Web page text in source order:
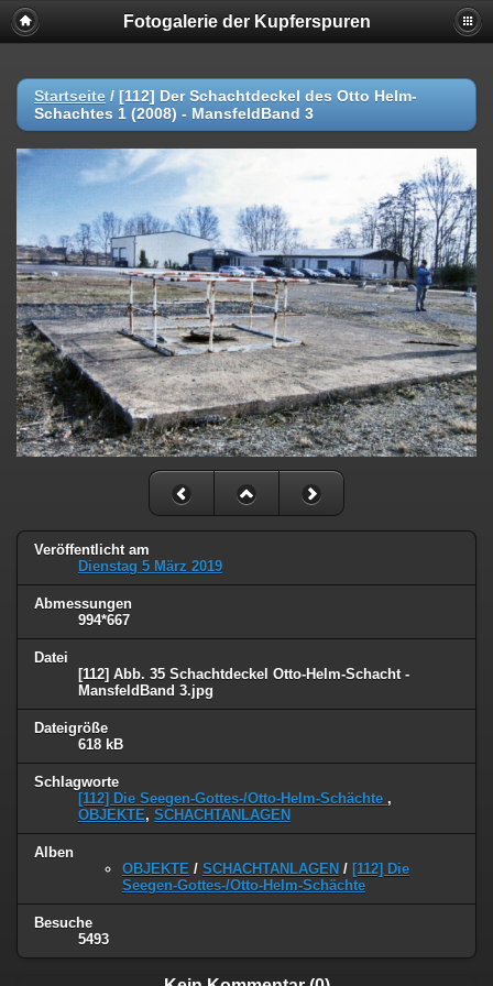
Fotogalerie der Kupferspuren
Startseite / [112] Der Schachtdeckel des Otto Helm-
Schachtes 1 (2008) - MansfeldBand 3
Veröffentlicht am
Dienstag 5 März 2019
Abmessungen
994*667
Datei
[112] Abb. 35 Schachtdeckel Otto-Helm-Schacht -
MansfeldBand 3.jpg
Dateigröße
618 kB
Schlagworte
[112] Die Seegen-Gottes-/Otto-Helm-Schächte ,
OBJEKTE, SCHACHTANLAGEN
Alben
OBJEKTE / SCHACHTANLAGEN / [112] Die
Seegen-Gottes-/Otto-Helm-Schächte
Besuche
5493